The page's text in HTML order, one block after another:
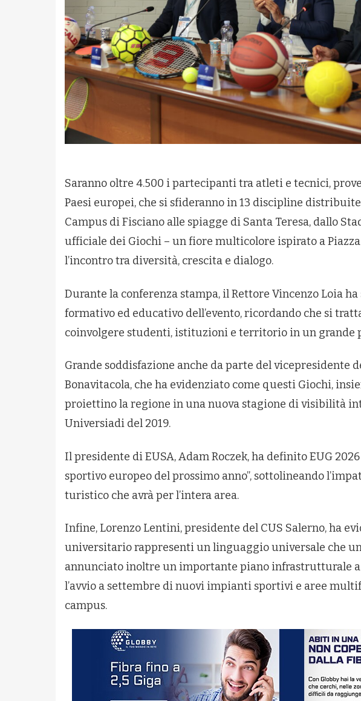
Saranno oltre 4.500 i partecipanti tra atleti e tecnici,
Paesi europei, che si sfideranno in 13 discipline distribuite
Campus di Fisciano alle spiagge di Santa Teresa, dallo
ufficiale dei Giochi – un fiore multicolore ispirato a
l’incontro tra diversità, crescita e dialogo.
Durante la conferenza stampa, il Rettore Vincenzo Loia
formativo ed educativo dell’evento, ricordando che si
coinvolgere studenti, istituzioni e territorio in un grande
Grande soddisfazione anche da parte del vicepresidente
Bonavitacola, che ha evidenziato come questi Giochi,
proiettino la regione in una nuova stagione di visibilità
Universiadi del 2019.
Il presidente di EUSA, Adam Roczek, ha definito EUG
sportivo europeo del prossimo anno”, sottolineando
turistico che avrà per l’intera area.
Infine, Lorenzo Lentini, presidente del CUS Salerno, ha
universitario rappresenti un linguaggio universale che
annunciato inoltre un importante piano infrastrutturale a
l’avvio a settembre di nuovi impianti sportivi e aree
campus.